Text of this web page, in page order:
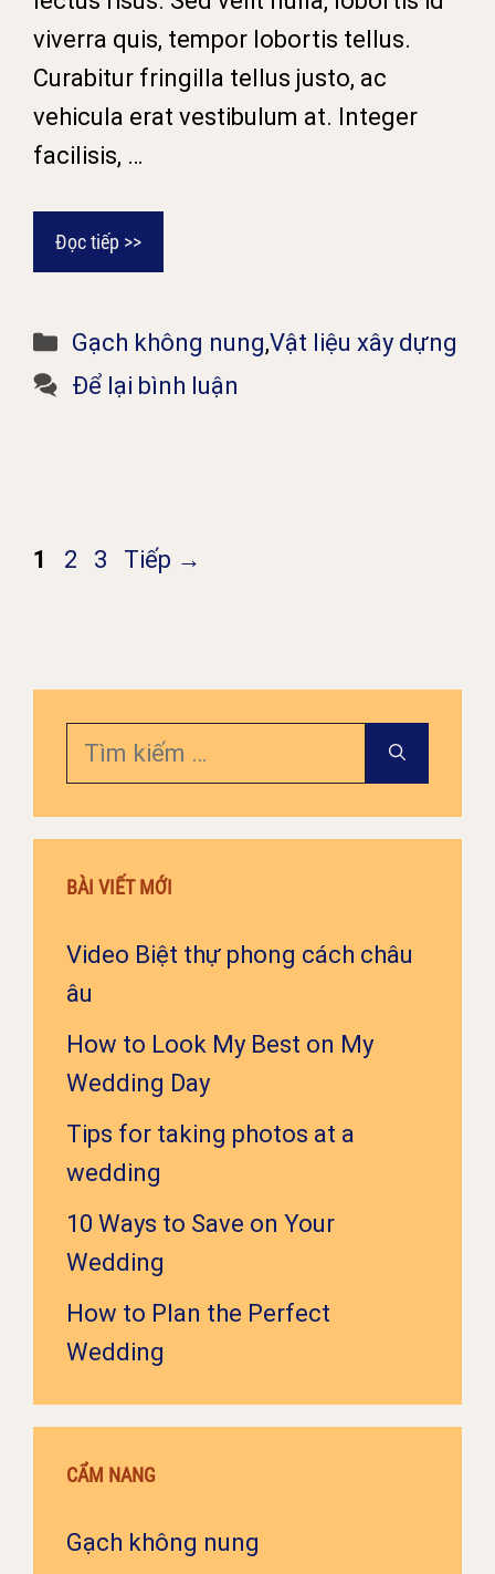
viverra quis, tempor lobortis tellus.
Curabitur fringilla tellus justo, ac
vehicula erat vestibulum at. Integer
facilisis, …
Đọc tiếp >>
Danh
mục
Gạch không nung,Vật liệu xây dựng
Để lại bình luận
Trang
1 Trang
2 Trang
3 Tiếp →
Tìm
kiếm
cho:
BÀI VIẾT MỚI
Video Biệt thự phong cách châu
âu
How to Look My Best on My
Wedding Day
Tips for taking photos at a
wedding
10 Ways to Save on Your
Wedding
How to Plan the Perfect
Wedding
CẨM NANG
Gạch không nung